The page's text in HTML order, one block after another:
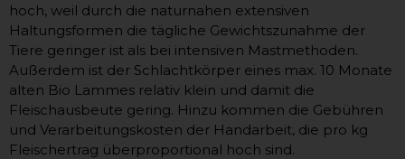
hoch, weil durch die naturnahen extensiven
Haltungsformen die tägliche Gewichtszunahme der
Tiere geringer ist als bei intensiven Mastmethoden.
Außerdem ist der Schlachtkörper eines max. 10 Monate
alten Bio Lammes relativ klein und damit die
Fleischausbeute gering. Hinzu kommen die Gebühren
und Verarbeitungskosten der Handarbeit, die pro kg
Fleischertrag überproportional hoch sind.